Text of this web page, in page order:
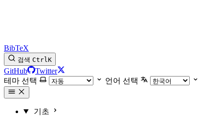
BibTeX
검색 CtrlK
GitHub
Twitter
테마 선택
언어 선택
기초